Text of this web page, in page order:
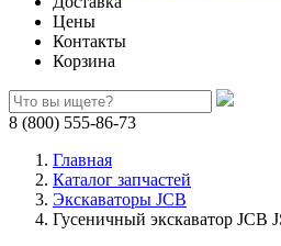
Цены
Контакты
Корзина
8 (800) 555-86-73
Главная
Каталог запчастей
Экскаваторы JCB
Гусеничный экскаватор JCB